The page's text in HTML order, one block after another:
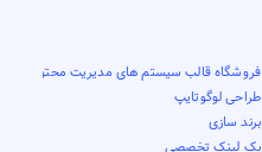
فروشگاه قالب سیستم های مدیریت محتوا
طراحی لوگوتایپ
برند سازی
بک لینک تخصصی